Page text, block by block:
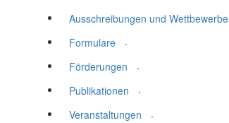
Ausschreibungen und Wettbewerbe
Formulare
.
Förderungen
.
Publikationen
.
Veranstaltungen
.